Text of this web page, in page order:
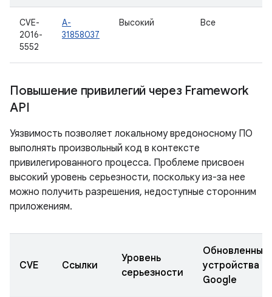
CVE-
2016-
5552
A-
31858037
Высокий Все
Повышение привилегий через Framework
API
Уязвимость позволяет локальному вредоносному ПО
выполнять произвольный код в контексте
привилегированного процесса. Проблеме присвоен
высокий уровень серьезности, поскольку из-за нее
можно получить разрешения, недоступные сторонним
приложениям.
CVE Ссылки
Уровень
серьезности
Обновленные
устройства
Google